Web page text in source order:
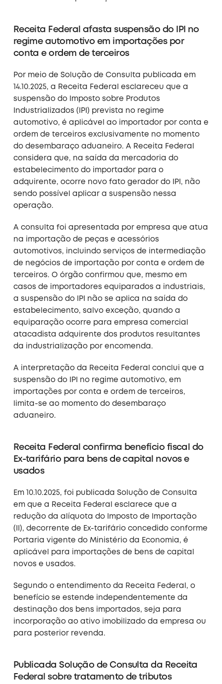
Receita Federal afasta suspensão do IPI no
regime automotivo em importações por
conta e ordem de terceiros
Por meio de Solução de Consulta publicada em
14.10.2025, a Receita Federal esclareceu que a
suspensão do Imposto sobre Produtos
Industrializados (IPI) prevista no regime
automotivo, é aplicável ao importador por conta e
ordem de terceiros exclusivamente no momento
do desembaraço aduaneiro. A Receita Federal
considera que, na saída da mercadoria do
estabelecimento do importador para o
adquirente, ocorre novo fato gerador do IPI, não
sendo possível aplicar a suspensão nessa
operação.
A consulta foi apresentada por empresa que atua
na importação de peças e acessórios
automotivos, incluindo serviços de intermediação
de negócios de importação por conta e ordem de
terceiros. O órgão confirmou que, mesmo em
casos de importadores equiparados a industriais,
a suspensão do IPI não se aplica na saída do
estabelecimento, salvo exceção, quando a
equiparação ocorre para empresa comercial
atacadista adquirente dos produtos resultantes
da industrialização por encomenda.
A interpretação da Receita Federal conclui que a
suspensão do IPI no regime automotivo, em
importações por conta e ordem de terceiros,
limita-se ao momento do desembaraço
aduaneiro.
Receita Federal confirma benefício fiscal do
Ex-tarifário para bens de capital novos e
usados
Em 10.10.2025, foi publicada Solução de Consulta
em que a Receita Federal esclarece que a
redução da alíquota do Imposto de Importação
(II), decorrente de Ex-tarifário concedido conforme
Portaria vigente do Ministério da Economia, é
aplicável para importações de bens de capital
novos e usados.
Segundo o entendimento da Receita Federal, o
benefício se estende independentemente da
destinação dos bens importados, seja para
incorporação ao ativo imobilizado da empresa ou
para posterior revenda.
Publicada Solução de Consulta da Receita
Federal sobre tratamento de tributos